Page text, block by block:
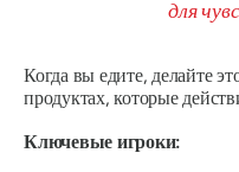
Когда вы едите, делайте
продуктах, которые
Ключевые игроки: